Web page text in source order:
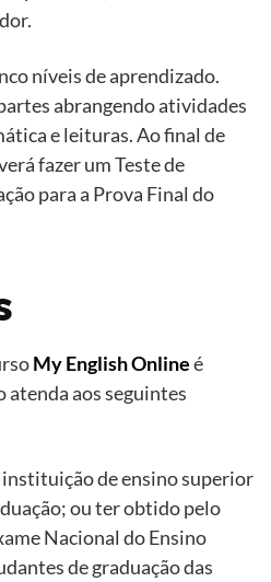
níveis de aprendizado.
abrangendo atividades
e leituras. Ao final de
fazer um Teste de
para a Prova Final do
My English Onlineé
atenda aos seguintes
de ensino superior
ou ter obtido pelo
Nacional do Ensino
de graduação das